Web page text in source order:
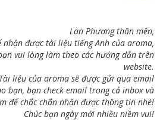
Lan Phương thân mến,
nhận được tài liệu tiếng Anh của aroma,
vui lòng làm theo các hướng dẫn trên
website.
Tài liệu của aroma sẽ được gửi qua email
bạn, bạn check email trong cả inbox và
để chắc chắn nhận được thông tin nhé!
Chúc bạn ngày mới nhiều niềm vui!